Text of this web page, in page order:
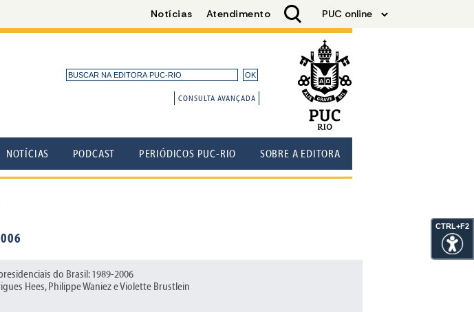
CTRL+F2
CONSULTA AVANÇADA
NOTÍCIAS PODCAST PERIÓDICOS PUC-RIO SOBRE A EDITORA
do Brasil: 1989-2006
Hees, Philippe Waniez e Violette Brustlein